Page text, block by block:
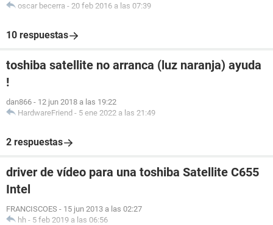
oscar becerra - 20 feb 2016 a las 07:39
10 respuestas
toshiba satellite no arranca (luz naranja) ayuda
!
dan866 - 12 jun 2018 a las 19:22
HardwareFriend - 5 ene 2022 a las 21:49
2 respuestas
driver de vídeo para una toshiba Satellite C655
Intel
FRANCISCOES - 15 jun 2013 a las 02:27
hh - 5 feb 2019 a las 06:56